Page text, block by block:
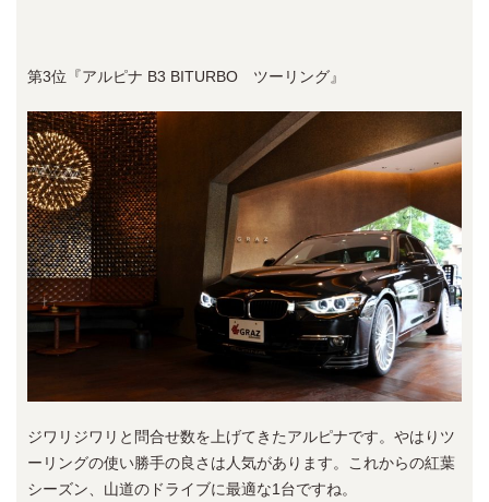
第3位『アルピナ B3 BITURBO ツーリング』
ジワリジワリと問合せ数を上げてきたアルピナです。やはりツ
ーリングの使い勝手の良さは人気があります。これからの紅葉
シーズン、山道のドライブに最適な1台ですね。